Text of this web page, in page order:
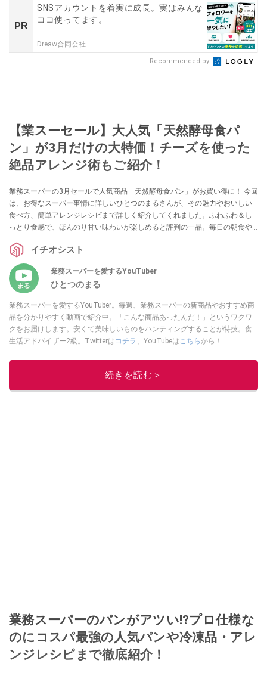
PR
SNSアカウントを着実に成長。実はみんな
ココ使ってます。
Dreaw合同会社
Recommended by
【業スーセール】大人気「天然酵母食パ
ン」が3月だけの大特価！チーズを使った
絶品アレンジ術もご紹介！
業務スーパーの3月セールで人気商品「天然酵母食パン」がお買い得に！ 今回
は、お得なスーパー事情に詳しいひとつのまるさんが、その魅力やおいしい
食べ方、簡単アレンジレシピまで詳しく紹介してくれました。ふわふわ＆し
っとり食感で、ほんのり甘い味わいが楽しめると評判の一品。毎日の朝食や
イチオシスト
業務スーパーを愛するYouTuber
ひとつのまる
業務スーパーを愛するYouTuber。毎週、業務スーパーの新商品やおすすめ商
品を分かりやすく動画で紹介中。「こんな商品あったんだ！」というワクワ
クをお届けします。安くて美味しいものをハンティングすることが特技。食
生活アドバイザー2級。Twitterは コチラ 、YouTubeはこちらから！
このイチオシストの他の記事を読む
続きを読む＞
業務スーパーのパンがアツい!?プロ仕様な
のにコスパ最強の人気パンや冷凍品・アレ
ンジレシピまで徹底紹介！